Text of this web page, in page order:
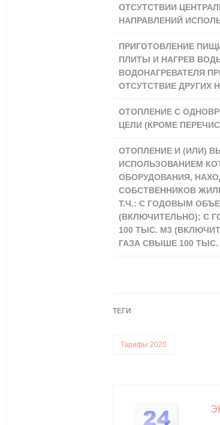
ОТСУТСТВИИ
НАПРАВЛЕНИЙ
ПРИГОТОВЛЕНИЕ
ПЛИТЫ И НАГРЕВ
ВОДОНАГРЕВАТЕЛЯ
ОТСУТСТВИЕ ДРУГИХ
ОТОПЛЕНИЕ С
ЦЕЛИ (КРОМЕ
ОТОПЛЕНИЕ И (ИЛИ)
ИСПОЛЬЗОВАНИЕМ
ОБОРУДОВАНИЯ,
СОБСТВЕННИКОВ
Т.Ч.: С ГОДОВЫМ
(ВКЛЮЧИТЕЛЬНО); С
100 ТЫС. М3
ГАЗА СВЫШЕ 100 ТЫС.
ТЕГИ
Тарифы 2020